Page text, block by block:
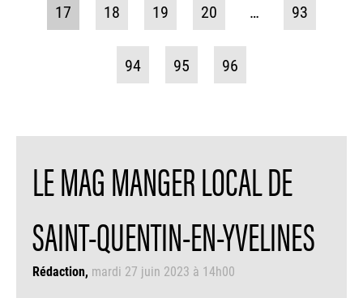
17 18 19 20 … 93
94 95 96
LE MAG MANGER LOCAL DE
SAINT-QUENTIN-EN-YVELINES
Rédaction mardi 27 juin 2023 à 14h00